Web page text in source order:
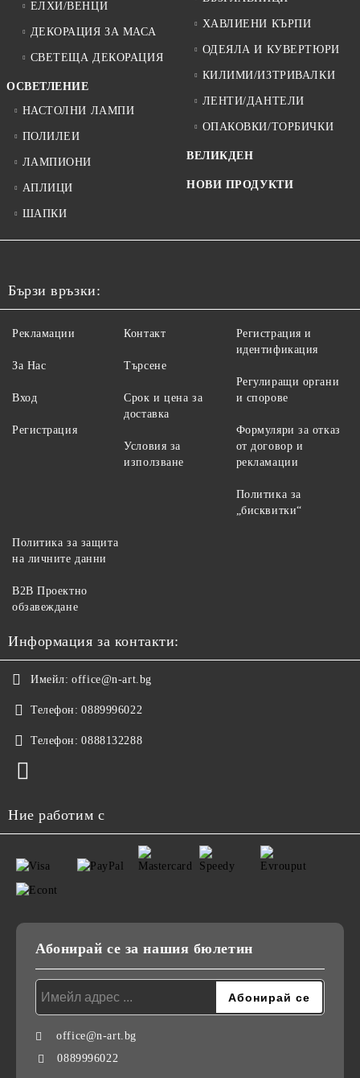
ЕЛХИ/ВЕНЦИ
ДЕКОРАЦИЯ ЗА МАСА
СВЕТЕЩА ДЕКОРАЦИЯ
ОСВЕТЛЕНИЕ
НАСТОЛНИ ЛАМПИ
ПОЛИЛЕИ
ЛАМПИОНИ
АПЛИЦИ
ШАПКИ
ХАВЛИЕНИ КЪРПИ
ОДЕЯЛА И КУВЕРТЮРИ
КИЛИМИ/ИЗТРИВАЛКИ
ЛЕНТИ/ДАНТЕЛИ
ОПАКОВКИ/ТОРБИЧКИ
ВЕЛИКДЕН
НОВИ ПРОДУКТИ
Бързи връзки:
Рекламации
За Нас
Вход
Регистрация
Контакт
Търсене
Срок и цена за
доставка
Условия за
използване
Регистрация и
идентификация
Регулиращи органи
и спорове
Формуляри за отказ
от договор и
рекламации
Политика за
„бисквитки“
Политика за защита
на личните данни
B2B Проектно
обзавеждане
Информация за контакти:
Имейл: office@n-art.bg
Телефон: 0889996022
Телефон: 0888132288
Ние работим с
Абонирай се за нашия бюлетин
office@n-art.bg
0889996022